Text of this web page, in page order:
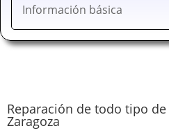
Información básica
Reparación de todo tipo
Zaragoza